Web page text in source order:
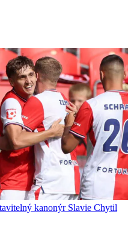
kanonýr Slavie Chytil